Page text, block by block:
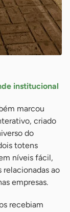
institucional
marcou
criado
do
totens
níveis fácil,
ao
empresas.
recebiam